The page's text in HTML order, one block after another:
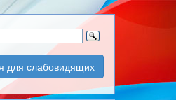
для слабовидящих